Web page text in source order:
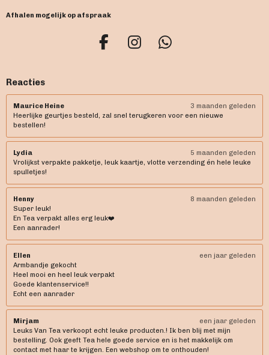
Afhalen mogelijk op afspraak
F
e
o
o
I
t
g
r
m
W
t
A
p
Reacties
Maurice Heine
3 maanden geleden
Heerlijke geurtjes besteld, zal snel terugkeren voor een nieuwe
bestellen!
Lydia
5 maanden geleden
Vrolijkst verpakte pakketje, leuk kaartje, vlotte verzending én hele leuke
spulletjes!
Henny
8 maanden geleden
Super leuk!
En Tea verpakt alles erg leuk❤️
Een aanrader!
Ellen
een jaar geleden
Armbandje gekocht
Heel mooi en heel leuk verpakt
Goede klantenservice!!
Echt een aanrader
Mirjam
een jaar geleden
Leuks Van Tea verkoopt echt leuke producten.! Ik ben blij met mijn
bestelling. Ook geeft Tea hele goede service en is het makkelijk om
contact met haar te krijgen. Een webshop om te onthouden!